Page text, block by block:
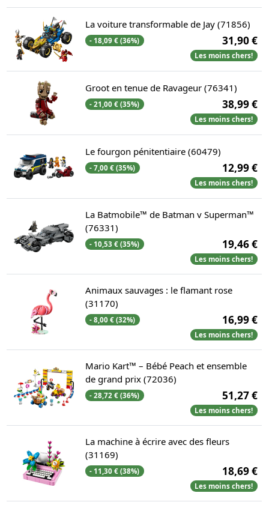
La voiture transformable de Jay (71856)
- 18,09 € (36%) 31,90 €
Les moins chers!
Groot en tenue de Ravageur (76341)
- 21,00 € (35%) 38,99 €
Les moins chers!
Le fourgon pénitentiaire (60479)
- 7,00 € (35%) 12,99 €
Les moins chers!
La Batmobile™ de Batman v Superman™
(76331)
- 10,53 € (35%) 19,46 €
Les moins chers!
Animaux sauvages : le flamant rose
(31170)
- 8,00 € (32%) 16,99 €
Les moins chers!
Mario Kart™ – Bébé Peach et ensemble
de grand prix (72036)
- 28,72 € (36%) 51,27 €
Les moins chers!
La machine à écrire avec des fleurs
(31169)
- 11,30 € (38%) 18,69 €
Les moins chers!